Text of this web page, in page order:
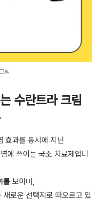
림
수란트라 크림
효과를 동시에 지닌
에 쓰이는 국소 치료제입니
를 보이며,
로운 선택지로 떠오르고 있